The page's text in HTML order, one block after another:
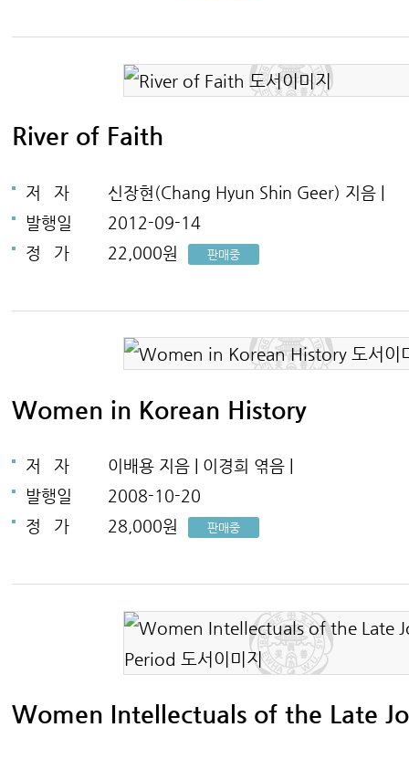
River of Faith
저 자
신장현(Chang Hyun Shin Geer) 지음 |
발행일
2012-09-14
정
가 22,000원 판매중
Women in Korean History
저 자
이배용 지음 | 이경희 엮음 |
발행일
2008-10-20
정
가 28,000원 판매중
Women Intellectuals of the Late